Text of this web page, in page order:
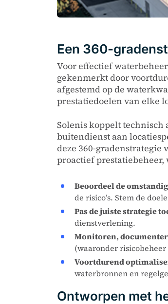
Een 360-
Voor effectief
gekenmerkt door
afgestemd op de
prestatiedoelen van elke
Solenis koppelt technisch
buitendienst aan
deze 360-
proactief
Beoordeel de
de risico’s. Stem de
Pas de juiste strategie
dienstverlening.
Monitoren,
(waaronder
Voortdurend
waterbronnen en
Ontworpen met